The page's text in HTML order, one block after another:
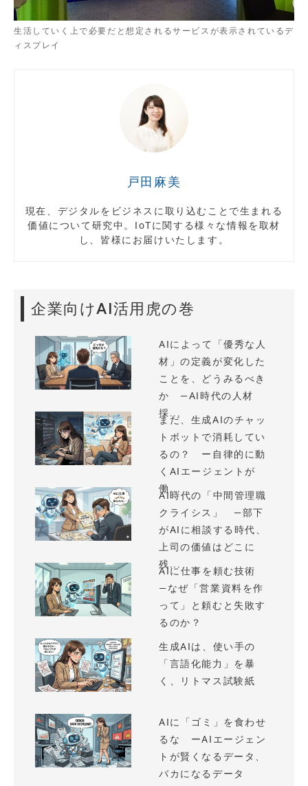
生活していく上で必要だと想定されるサービスが表示されているデ
ィスプレイ
戸田麻美
現在、デジタルをビジネスに取り込むことで生まれる
価値について研究中。IoTに関する様々な情報を取材
し、皆様にお届けいたします。
企業向けAI活用虎の巻
AIによって「優秀な人
材」の定義が変化した
ことを、どうみるべき
か —AI時代の人材
採...
まだ、生成AIのチャッ
トボットで消耗してい
るの？ ー自律的に動
くAIエージェントが
働...
AI時代の「中間管理職
クライシス」 —部下
がAIに相談する時代、
上司の価値はどこに
残...
AIに仕事を頼む技術
—なぜ「営業資料を作
って」と頼むと失敗す
るのか？
生成AIは、使い手の
「言語化能力」を暴
く、リトマス試験紙
AIに「ゴミ」を食わせ
るな ーAIエージェン
トが賢くなるデータ、
バカになるデータ